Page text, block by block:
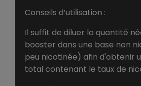
Conseils d’utilisation :
Il suffit de diluer la quantité
booster dans une base non
peu nicotinée) afin d'obtenir
total contenant le taux de